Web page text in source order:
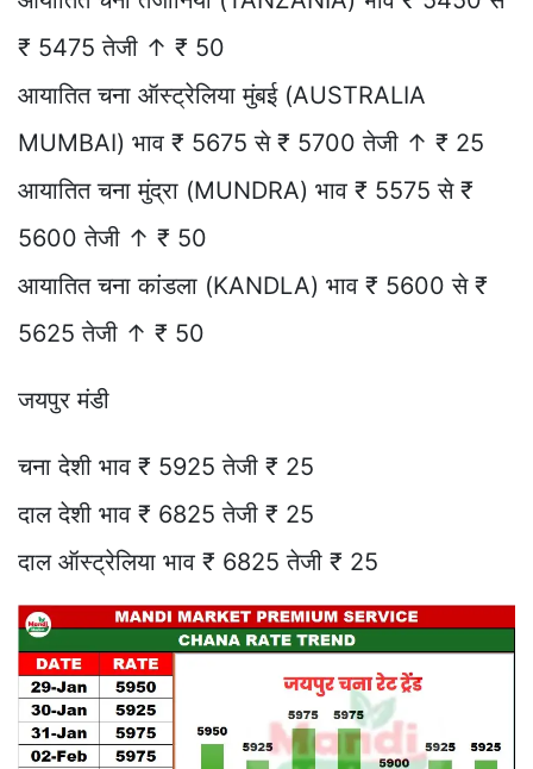
₹ 5475 तेजी ↑ ₹ 50
आयातित चना ऑस्ट्रेलिया मुंबई (AUSTRALIA
MUMBAI) भाव ₹ 5675 से ₹ 5700 तेजी ↑ ₹ 25
आयातित चना मुंद्रा (MUNDRA) भाव ₹ 5575 से ₹
5600 तेजी ↑ ₹ 50
आयातित चना कांडला (KANDLA) भाव ₹ 5600 से ₹
5625 तेजी ↑ ₹ 50
जयपुर मंडी
चना देशी भाव ₹ 5925 तेजी ₹ 25
दाल देशी भाव ₹ 6825 तेजी ₹ 25
दाल ऑस्ट्रेलिया भाव ₹ 6825 तेजी ₹ 25